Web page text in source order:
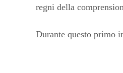
regni della
Durante questo primo